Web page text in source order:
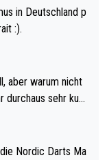
in Deutschland p
:).
aber warum nicht
des Weltmei